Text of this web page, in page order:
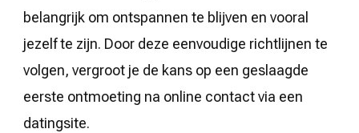
belangrijk om ontspannen te blijven en vooral
jezelf te zijn. Door deze eenvoudige richtlijnen te
volgen, vergroot je de kans op een geslaagde
eerste ontmoeting na online contact via een
datingsite.